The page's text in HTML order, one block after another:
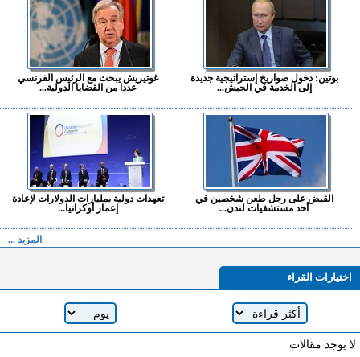
بوتين: دخول صواريخ إستراتيجية جديدة
إلى الخدمة في الجيش...
غوتيريش يبحث مع الرئيس الفرنسي
عددا من القضايا الدولية...
القبض على رجل طعن شخصين في
أحد مستشفيات لندن...
تعهدات دولية بمليارات الدولارات لإعادة
إعمار أوكرانيا...
المزيد ...
اختيارات القراء
لا يوجد مقالات